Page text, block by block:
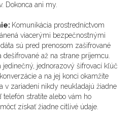
Dokonca ani my.
Komunikácia prostredníctvom
viacerými bezpečnostnými
sú pred prenosom zašifrované
dešifrované až na strane príjemcu.
jedinečný, jednorazový šifrovací kľúč
a na jej konci okamžite
v zariadení nikdy neukladajú žiadne
telefón stratíte alebo vám ho
získať žiadne citlivé údaje.